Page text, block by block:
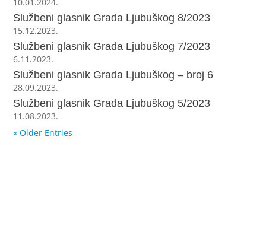
Službeni glasnik Grada Ljubuškog 8/2023
15.12.2023.
Službeni glasnik Grada Ljubuškog 7/2023
6.11.2023.
Službeni glasnik Grada Ljubuškog – broj 6
28.09.2023.
Službeni glasnik Grada Ljubuškog 5/2023
11.08.2023.
« Older Entries